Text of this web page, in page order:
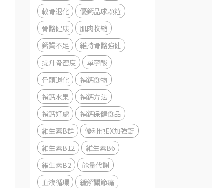
軟骨退化
優鈣晶球顆粒
骨骼健康
肌肉收縮
鈣質不足
維持骨骼強健
提升骨密度
單寧酸
骨頭退化
補鈣食物
補鈣水果
補鈣方法
補鈣好處
補鈣保健食品
維生素B群
優利他EX加強錠
維生素B12
維生素B6
維生素B2
能量代謝
血液循環
緩解關節痛